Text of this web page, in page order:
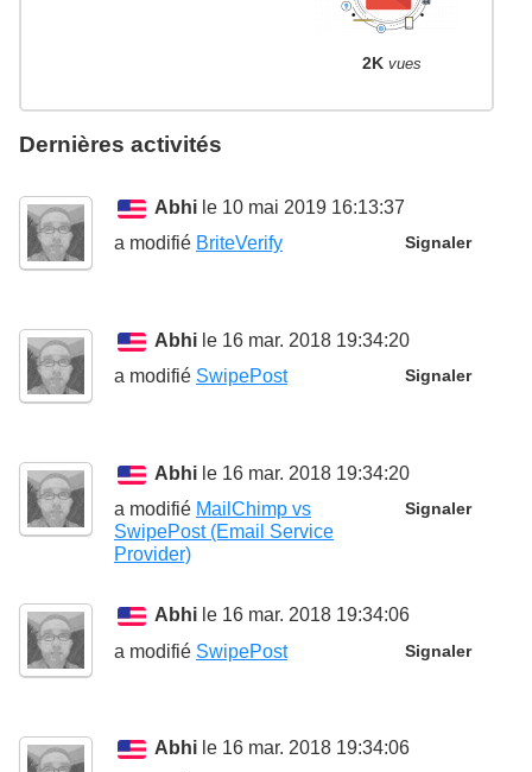
2K vues
Dernières activités
Abhi le 10 mai 2019 16:13:37
Signaler
a modifié BriteVerify
Abhi le 16 mar. 2018 19:34:20
Signaler
a modifié SwipePost
Abhi le 16 mar. 2018 19:34:20
Signaler
a modifié MailChimp vs
SwipePost (Email Service
Provider)
Abhi le 16 mar. 2018 19:34:06
Signaler
a modifié SwipePost
Abhi le 16 mar. 2018 19:34:06